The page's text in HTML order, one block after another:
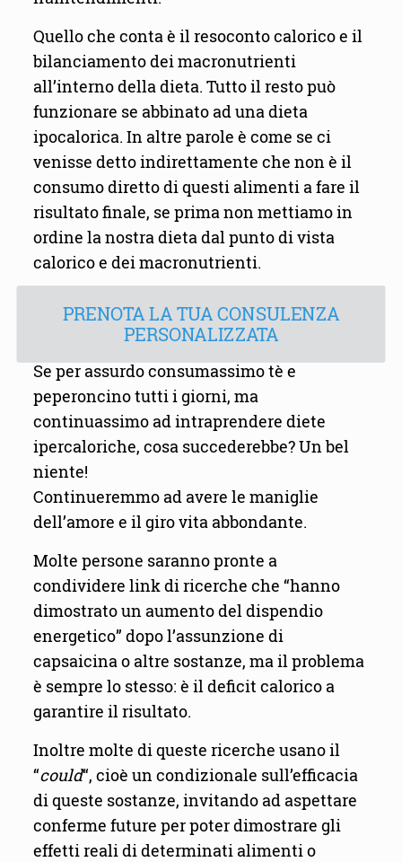
Quello che conta è il resoconto calorico e il
bilanciamento dei macronutrienti
all’interno della dieta. Tutto il resto può
funzionare se abbinato ad una dieta
ipocalorica. In altre parole è come se ci
venisse detto indirettamente che non è il
consumo diretto di questi alimenti a fare il
risultato finale, se prima non mettiamo in
ordine la nostra dieta dal punto di vista
calorico e dei macronutrienti.
PRENOTA LA TUA CONSULENZA
PERSONALIZZATA
Se per assurdo consumassimo tè e
peperoncino tutti i giorni, ma
continuassimo ad intraprendere diete
ipercaloriche, cosa succederebbe? Un bel
niente!
Continueremmo ad avere le maniglie
dell’amore e il giro vita abbondante.
Molte persone saranno pronte a
condividere link di ricerche che “hanno
dimostrato un aumento del dispendio
energetico” dopo l’assunzione di
capsaicina o altre sostanze, ma il problema
è sempre lo stesso: è il deficit calorico a
garantire il risultato.
Inoltre molte di queste ricerche usano il
“could“, cioè un condizionale sull’efficacia
di queste sostanze, invitando ad aspettare
conferme future per poter dimostrare gli
effetti reali di determinati alimenti o